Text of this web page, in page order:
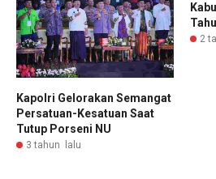
Kapolri Gelorakan Semangat
Persatuan-Kesatuan Saat
Tutup Porseni NU
3 tahun lalu
2